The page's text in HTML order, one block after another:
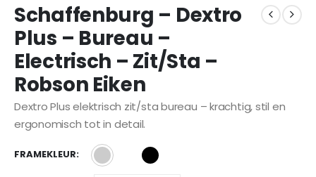
Schaffenburg – Dextro
Plus – Bureau –
Electrisch – Zit/Sta –
Robson Eiken
Dextro Plus elektrisch zit/sta bureau – krachtig, stil en
ergonomisch tot in detail.
FRAMEKLEUR